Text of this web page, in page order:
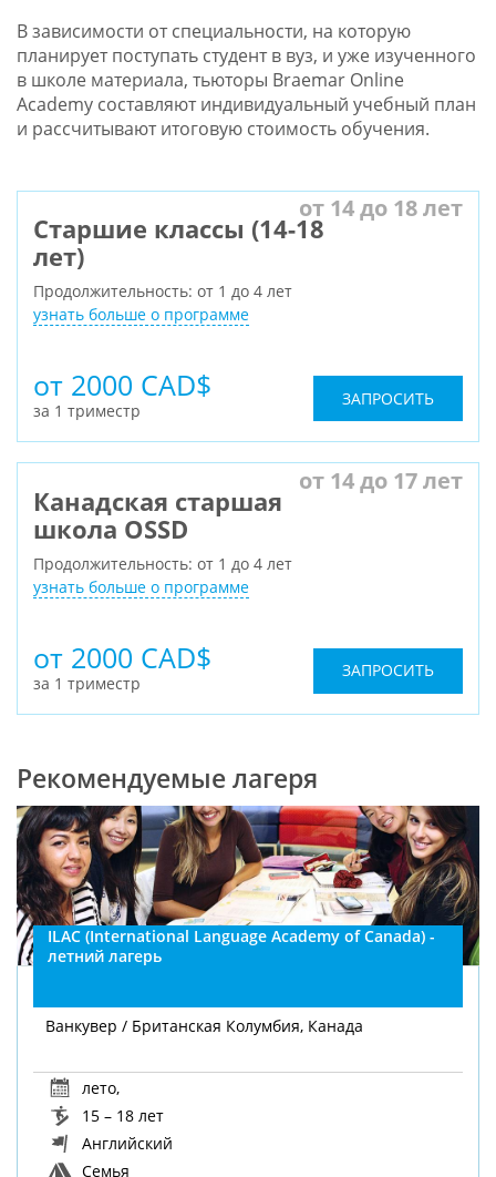
В зависимости от специальности, на которую
планирует поступать студент в вуз, и уже изученного
в школе материала, тьюторы Braemar Online
Academy составляют индивидуальный учебный план
и рассчитывают итоговую стоимость обучения.
Старшие классы (14-18
лет)
от 14 до 18 лет
Продолжительность: от 1 до 4 лет
узнать больше о программе
от 2000 CAD$
за 1 триместр
ЗАПРОСИТЬ
Канадская старшая
школа OSSD
от 14 до 17 лет
Продолжительность: от 1 до 4 лет
узнать больше о программе
от 2000 CAD$
за 1 триместр
ЗАПРОСИТЬ
Рекомендуемые лагеря
ILAC (International Language Academy of Canada) -
летний лагерь
Ванкувер / Британская Колумбия, Канада
лето,
15 – 18 лет
Английский
Семья